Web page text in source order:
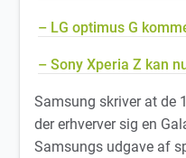
– LG optimus G
– Sony Xperia Z kan
Samsung skriver at de
der erhverver sig en
Samsungs udgave af